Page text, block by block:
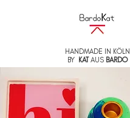
HANDMADE IN KÖLN
BY KATAUS BARDO